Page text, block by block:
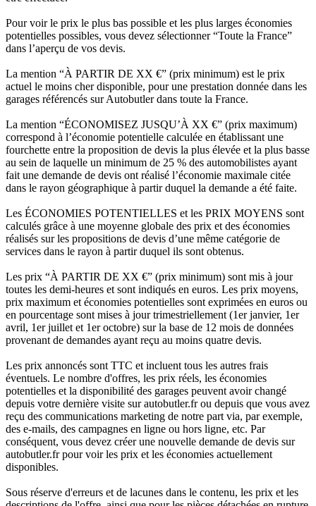
Pour voir le prix le plus bas possible et les plus larges économies
potentielles possibles, vous devez sélectionner “Toute la France”
dans l’aperçu de vos devis.
La mention “À PARTIR DE XX €” (prix minimum) est le prix
actuel le moins cher disponible, pour une prestation donnée dans les
garages référencés sur Autobutler dans toute la France.
La mention “ÉCONOMISEZ JUSQU’À XX €” (prix maximum)
correspond à l’économie potentielle calculée en établissant une
fourchette entre la proposition de devis la plus élevée et la plus basse
au sein de laquelle un minimum de 25 % des automobilistes ayant
fait une demande de devis ont réalisé l’économie maximale citée
dans le rayon géographique à partir duquel la demande a été faite.
Les ÉCONOMIES POTENTIELLES et les PRIX MOYENS sont
calculés grâce à une moyenne globale des prix et des économies
réalisés sur les propositions de devis d’une même catégorie de
services dans le rayon à partir duquel ils sont obtenus.
Les prix “À PARTIR DE XX €” (prix minimum) sont mis à jour
toutes les demi-heures et sont indiqués en euros. Les prix moyens,
prix maximum et économies potentielles sont exprimées en euros ou
en pourcentage sont mises à jour trimestriellement (1er janvier, 1er
avril, 1er juillet et 1er octobre) sur la base de 12 mois de données
provenant de demandes ayant reçu au moins quatre devis.
Les prix annoncés sont TTC et incluent tous les autres frais
éventuels. Le nombre d'offres, les prix réels, les économies
potentielles et la disponibilité des garages peuvent avoir changé
depuis votre dernière visite sur autobutler.fr ou depuis que vous avez
reçu des communications marketing de notre part via, par exemple,
des e-mails, des campagnes en ligne ou hors ligne, etc. Par
conséquent, vous devez créer une nouvelle demande de devis sur
autobutler.fr pour voir les prix et les économies actuellement
disponibles.
Sous réserve d'erreurs et de lacunes dans le contenu, les prix et les